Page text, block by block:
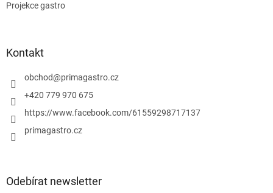
Projekce gastro
Kontakt
obchod@primagastro.cz
+420 779 970 675
https://www.facebook.com/61559298717137
primagastro.cz
Odebírat newsletter